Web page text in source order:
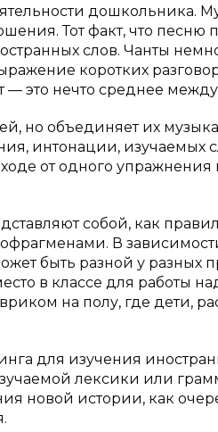
дошкольника.
Тот факт, что песню
слов. Чанты
коротких
это нечто среднее
но объединяет их
интонации, изучаемых
от одного упражнения
собой, как
В зависимости
быть разной у разных
в классе для работы
на полу, где дети,
для изучения
лексики или
новой истории, как